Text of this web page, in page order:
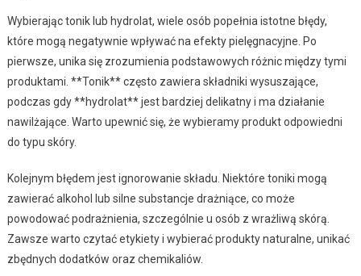
Wybierając tonik lub hydrolat, wiele osób popełnia istotne błędy,
które mogą negatywnie wpływać na efekty pielęgnacyjne. Po
pierwsze, unika się zrozumienia podstawowych różnic między tymi
produktami. **Tonik** często zawiera składniki wysuszające,
podczas gdy **hydrolat** jest bardziej delikatny i ma działanie
nawilżające. Warto upewnić się, że wybieramy produkt odpowiedni
do typu skóry.
Kolejnym błędem jest ignorowanie składu. Niektóre toniki mogą
zawierać alkohol lub silne substancje drażniące, co może
powodować podrażnienia, szczególnie u osób z wrażliwą skórą.
Zawsze warto czytać etykiety i wybierać produkty naturalne, unikać
zbędnych dodatków oraz chemikaliów.